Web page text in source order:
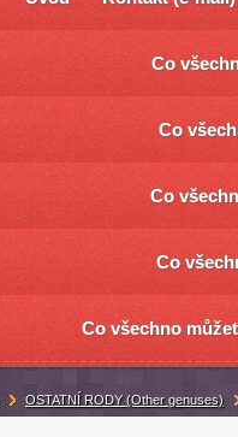
Co
Co
Co
Co
Co všechno
OSTATNÍ RODY (Other genuses)